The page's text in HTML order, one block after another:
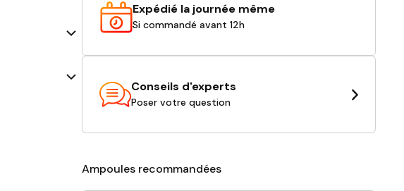
Expédié la journée même
Si commandé avant 12h
Conseils d'experts
Poser votre question
Ampoules recommandées